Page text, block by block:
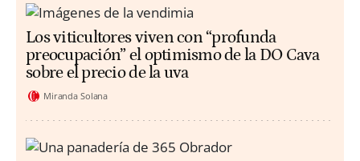
Los viticultores viven con “profunda
preocupación” el optimismo de la DO Cava
sobre el precio de la uva
Miranda Solana